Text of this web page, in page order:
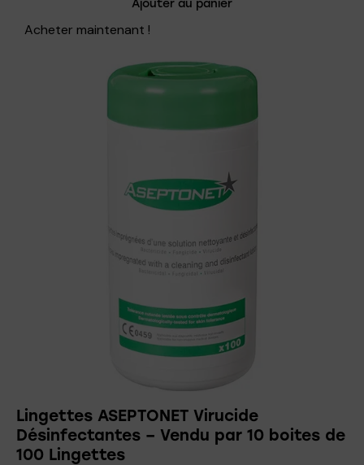
Ajouter au panier
Acheter maintenant !
Lingettes ASEPTONET Virucide
Désinfectantes – Vendu par 10 boites de
100 Lingettes